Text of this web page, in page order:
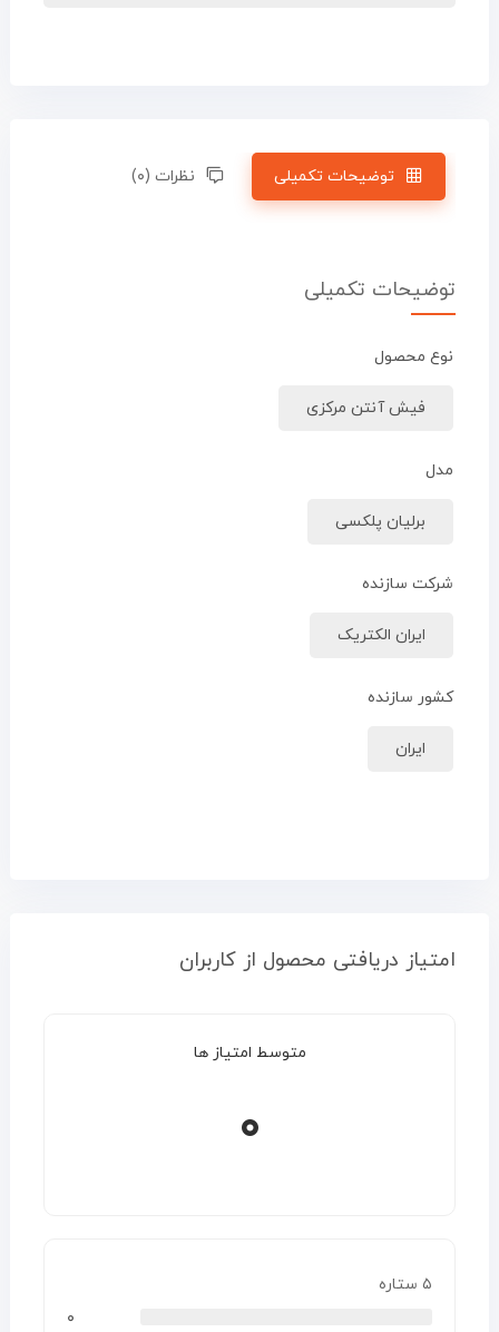
توضیحات تکمیلی نظرات (۰)
توضیحات تکمیلی
نوع محصول
فیش آنتن مرکزی
مدل
برلیان پلکسی
شرکت سازنده
ایران الکتریک
کشور سازنده
ایران
امتیاز دریافتی محصول از کاربران
متوسط امتیاز ها
۰
۵ ستاره
۰